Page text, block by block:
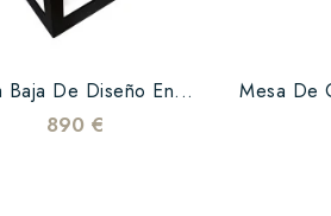
Baja De Diseño En...
890 €